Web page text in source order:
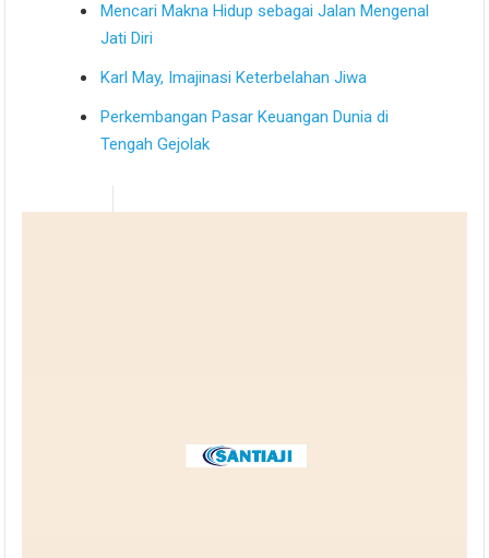
Mencari Makna Hidup sebagai Jalan Mengenal
Jati Diri
Karl May, Imajinasi Keterbelahan Jiwa
Perkembangan Pasar Keuangan Dunia di
Tengah Gejolak